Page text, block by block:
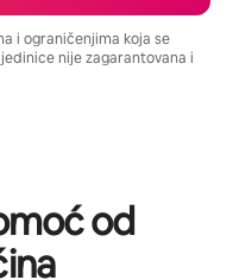
i ograničenjima koja se
nije zagarantovana i
od